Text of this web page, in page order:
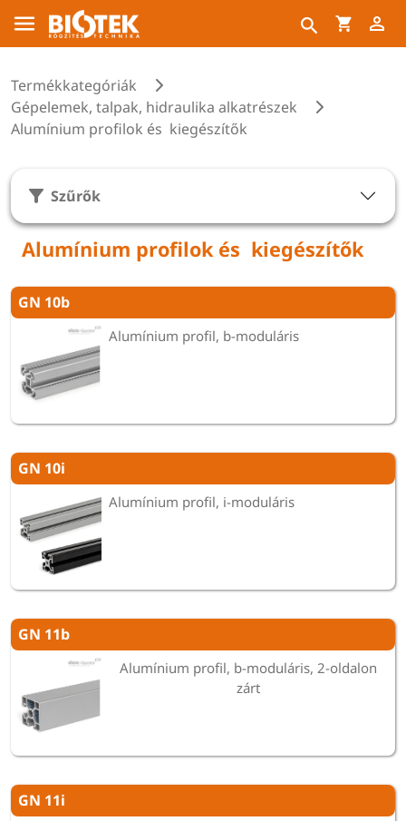
Termékkategóriák
Gépelemek, talpak, hidraulika alkatrészek
Alumínium profilok és kiegészítők
Szűrők
Alumínium profilok és kiegészítők
GN 10b
Alumínium profil, b-moduláris
GN 10i
Alumínium profil, i-moduláris
GN 11b
Alumínium profil, b-moduláris, 2-oldalon
zárt
GN 11i